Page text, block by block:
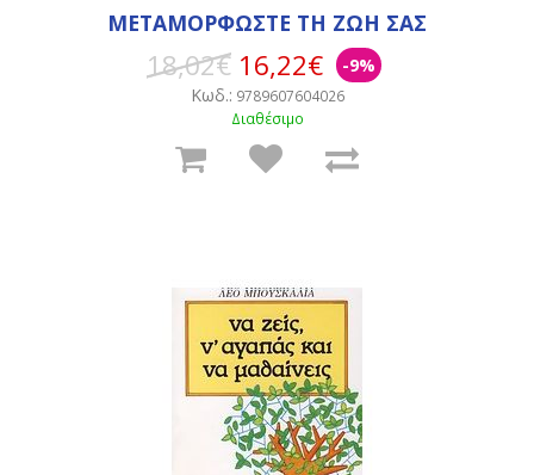
ΜΕΤΑΜΟΡΦΩΣΤΕ ΤΗ ΖΩΗ ΣΑΣ
18,02€ 16,22€
-9%
Κωδ.: 9789607604026
Διαθέσιμο